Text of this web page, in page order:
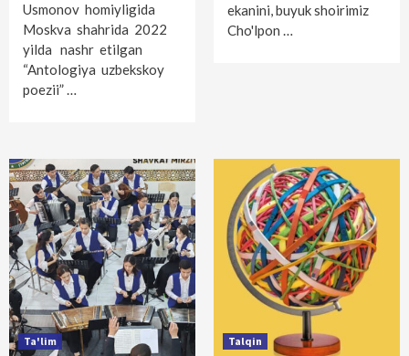
Usmonov homiyligida
Moskva shahrida 2022
yilda nashr etilgan
“Antologiya uzbekskoy
poezii” …
ekanini, buyuk shoirimiz
Cho'lpon …
Ta'lim Talqin